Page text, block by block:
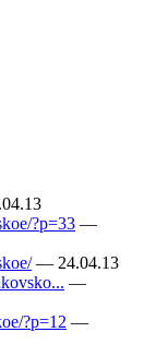
?p=33 —
— 24.04.13
—
?p=12 —